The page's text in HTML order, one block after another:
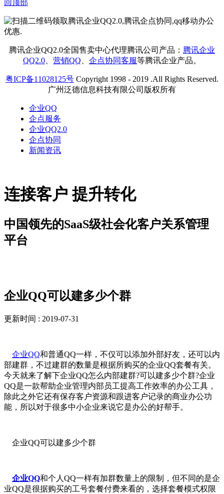
回顶部
腾讯企业QQ2.0全国售卖中心代理腾讯公司产品： 腾讯企业
QQ2.0
营销QQ 企点协同客服等腾讯企业产品。
粤ICP备11028125号 Copyright 1998 - 2019 .All Rights Reserved.
广州泛德信息科技有限公司版权所有
企业QQ
企点服务
企业QQ2.0
企点协同
新闻资讯
连接客户 提升转化
中国领先的SaaS级社会化客户关系管理
平台
企业QQ可以建多少个群
更新时间 : 2019-07-31
企业QQ和普通QQ一样，不仅可以添加外部好友，还可以内
部建群，不过建群的数量是根据所购买的企业QQ套餐有关。
今天就来了解下企业QQ怎么内部建群?可以建多少个群?企业
QQ是一款帮助企业管理内部员工提高工作效率的办公工具，
除此之外它还有保存客户资源和跟进客户记录的商业办公功
能，所以对于很多中小企业来说它是办公的好帮手。
企业QQ可以建多少个群
企业QQ和个人QQ一样有加群数量上的限制，但不同的是企
业QQ是很据购买的工号套餐付费来看的，选择套餐模式权限